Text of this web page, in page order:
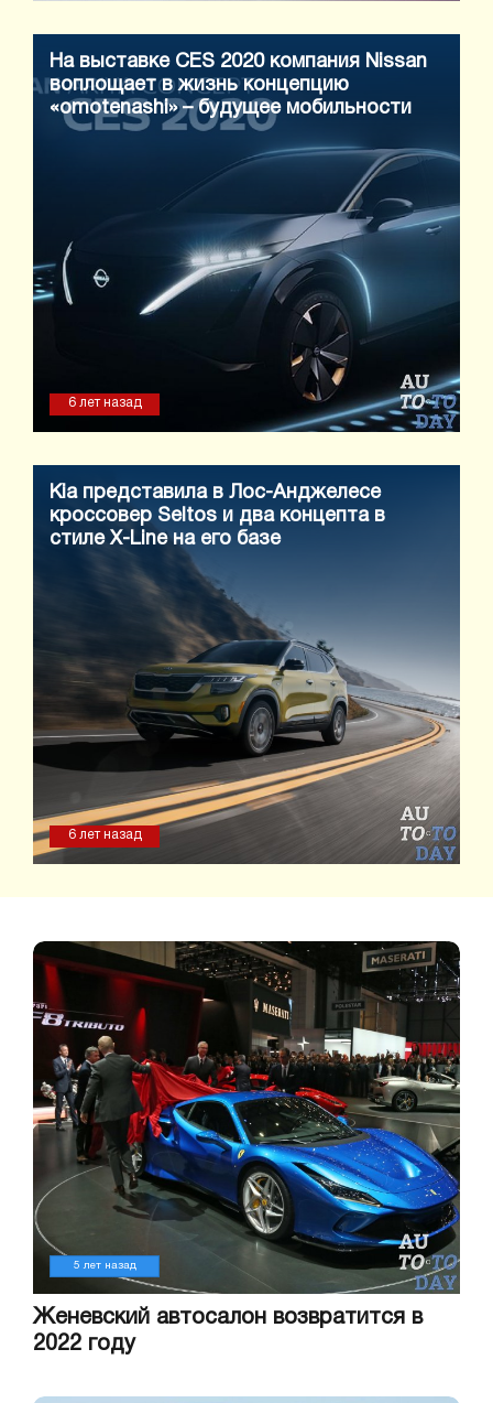
На выставке CES 2020 компания Nissan
воплощает в жизнь концепцию
«omotenashi» – будущее мобильности
6 лет назад
Kia представила в Лос-Анджелесе
кроссовер Seltos и два концепта в
стиле X-Line на его базе
6 лет назад
5 лет назад
Женевский автосалон возвратится в
2022 году